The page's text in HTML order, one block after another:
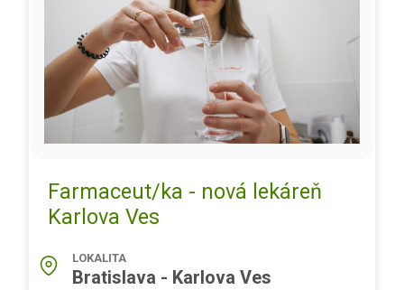
Farmaceut/ka - nová lekáreň
Karlova Ves
LOKALITA
Bratislava - Karlova Ves